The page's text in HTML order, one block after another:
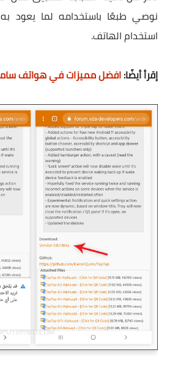
نوصي طبعًا باستخدامه لما يعود
استخدام الهاتف.
إقرأ أيضًا:افضل مميزات في هواتف